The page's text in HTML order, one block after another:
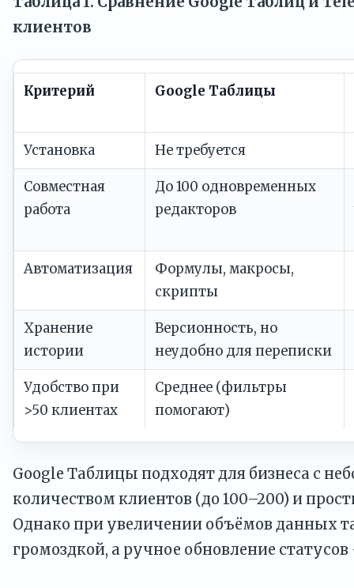
клиентов
Критерий Google Таблицы
Установка Не требуется
Совместная
работа
До 100 одновременных
редакторов
Автоматизация
Формулы, макросы,
скрипты
Хранение
истории
Версионность, но
неудобно для переписки
Удобство при
>50 клиентах
Среднее (фильтры
помогают)
Google Таблицы подходят для бизнеса с
количеством клиентов (до 100–200) и
Однако при увеличении объёмов данных
громоздкой, а ручное обновление